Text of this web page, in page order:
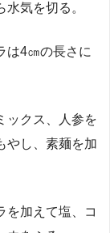
気を切る。
は4㎝の長さに
ックス、人参を
やし、素麺を加
を加えて塩、コ